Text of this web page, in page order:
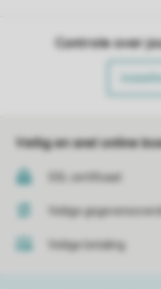
Controle over
Veilig en snel online
SSL certificaat
Veilige
Veilige betaling